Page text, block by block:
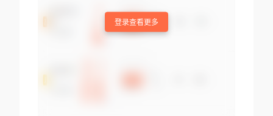
登录查看更多